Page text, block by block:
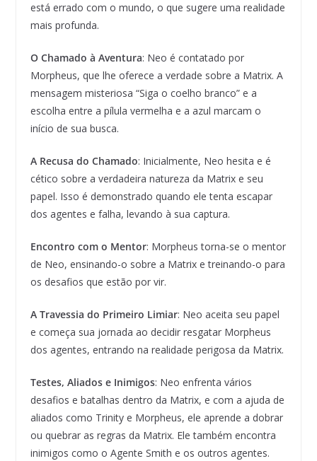
está errado com o mundo, o que sugere uma realidade
mais profunda.
O Chamado à Aventura: Neo é contatado por
Morpheus, que lhe oferece a verdade sobre a Matrix. A
mensagem misteriosa “Siga o coelho branco” e a
escolha entre a pílula vermelha e a azul marcam o
início de sua busca.
A Recusa do Chamado: Inicialmente, Neo hesita e é
cético sobre a verdadeira natureza da Matrix e seu
papel. Isso é demonstrado quando ele tenta escapar
dos agentes e falha, levando à sua captura.
Encontro com o Mentor: Morpheus torna-se o mentor
de Neo, ensinando-o sobre a Matrix e treinando-o para
os desafios que estão por vir.
A Travessia do Primeiro Limiar: Neo aceita seu papel
e começa sua jornada ao decidir resgatar Morpheus
dos agentes, entrando na realidade perigosa da Matrix.
Testes, Aliados e Inimigos: Neo enfrenta vários
desafios e batalhas dentro da Matrix, e com a ajuda de
aliados como Trinity e Morpheus, ele aprende a dobrar
ou quebrar as regras da Matrix. Ele também encontra
inimigos como o Agente Smith e os outros agentes.